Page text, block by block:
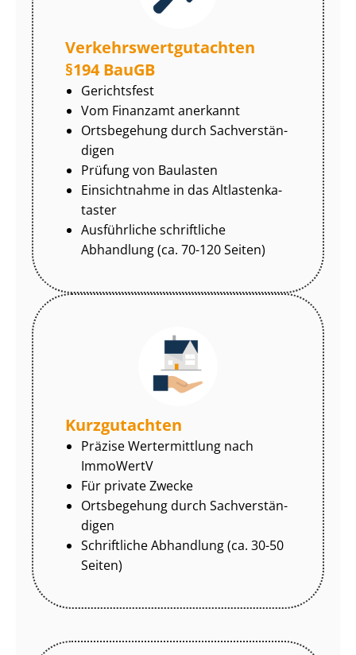
Ver­kehrs­wert­gut­ach­ten
§194 BauGB
Gerichtsfest
Vom Finanzamt anerkannt
Ortsbegehung durch Sach­ver­stän­
di­gen
Prüfung von Baulasten
Einsichtnahme in das Alt­las­ten­ka­
tas­ter
Ausführliche schriftliche
Abhandlung (ca. 70-120 Seiten)
Kurzgutachten
Präzise Wertermittlung nach
ImmoWertV
Für private Zwecke
Ortsbegehung durch Sach­ver­stän­
di­gen
Schriftliche Abhandlung (ca. 30-50
Seiten)